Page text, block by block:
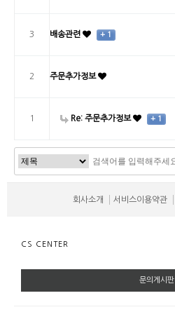
3 배송관련 + 1
2 주문추가정보
1 Re: 주문추가정보 + 1
회사소개 서비스이용약관
CS CENTER
문의게시판